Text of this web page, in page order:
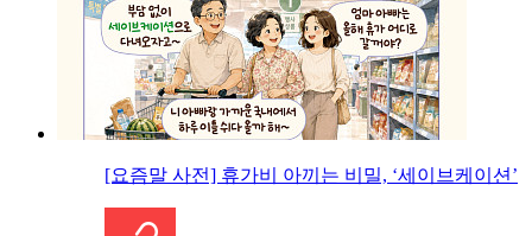
[요즘말 사전] 휴가비 아끼는 비밀, ‘세이브케이션’